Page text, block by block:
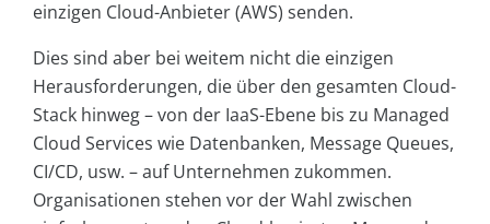
einzigen Cloud-Anbieter (AWS) senden.
Dies sind aber bei weitem nicht die einzigen
Herausforderungen, die über den gesamten Cloud-
Stack hinweg – von der IaaS-Ebene bis zu Managed
Cloud Services wie Datenbanken, Message Queues,
CI/CD, usw. – auf Unternehmen zukommen.
Organisationen stehen vor der Wahl zwischen